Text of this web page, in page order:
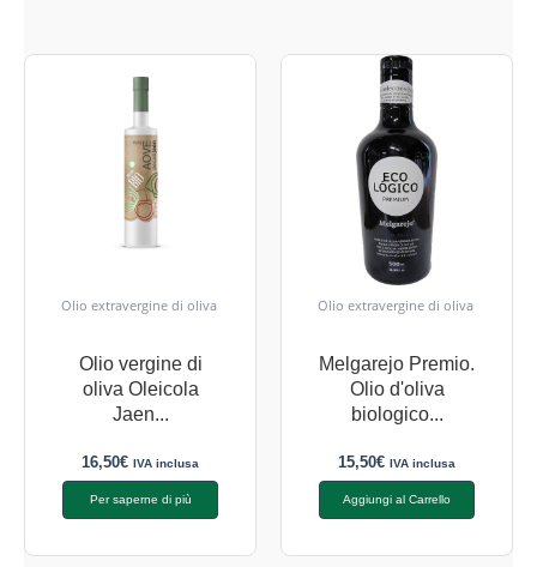
Olio extravergine di oliva
Olio vergine di
oliva Oleicola
Jaen...
16,50€ IVA inclusa
Per saperne di più
Olio extravergine di oliva
Melgarejo Premio.
Olio d'oliva
biologico...
15,50€ IVA inclusa
Aggiungi al Carrello